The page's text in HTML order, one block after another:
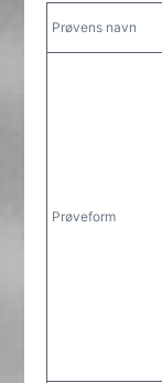
Prøvens navn
Prøveform